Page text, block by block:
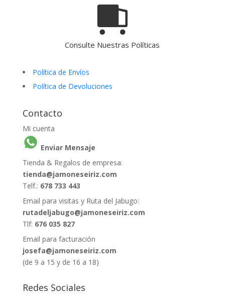
Consulte Nuestras Políticas
Política de Envíos
Política de Devoluciones
Contacto
Mi cuenta
Enviar Mensaje
Tienda & Regalos de empresa:
tienda@jamoneseiriz.com
Telf.: 678 733 443
Email para visitas y Ruta del Jabugo:
rutadeljabugo@jamoneseiriz.com
Tlf: 676 035 827
Email para facturación
josefa@jamoneseiriz.com
(de 9 a 15 y de 16 a 18)
Redes Sociales